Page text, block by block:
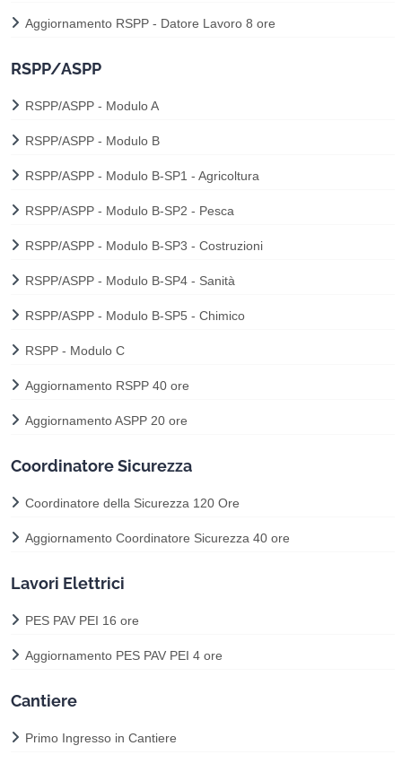
Aggiornamento RSPP - Datore Lavoro 8 ore
RSPP/ASPP
RSPP/ASPP - Modulo A
RSPP/ASPP - Modulo B
RSPP/ASPP - Modulo B-SP1 - Agricoltura
RSPP/ASPP - Modulo B-SP2 - Pesca
RSPP/ASPP - Modulo B-SP3 - Costruzioni
RSPP/ASPP - Modulo B-SP4 - Sanità
RSPP/ASPP - Modulo B-SP5 - Chimico
RSPP - Modulo C
Aggiornamento RSPP 40 ore
Aggiornamento ASPP 20 ore
Coordinatore Sicurezza
Coordinatore della Sicurezza 120 Ore
Aggiornamento Coordinatore Sicurezza 40 ore
Lavori Elettrici
PES PAV PEI 16 ore
Aggiornamento PES PAV PEI 4 ore
Cantiere
Primo Ingresso in Cantiere